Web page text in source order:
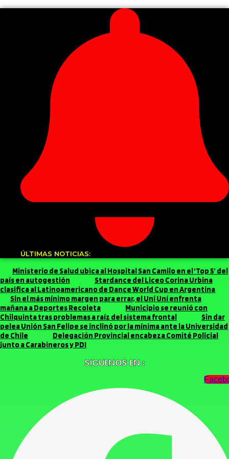
ÚLTIMAS NOTICIAS:
Ministerio de Salud ubica al Hospital San Camilo en el ‘Top 5’ del
país en autogestión
Stardance del Liceo Corina Urbina
clasifica al Latinoamericano de Dance World Cup en Argentina
Sin el más mínimo margen para errar, el Uní Uní enfrenta
mañana a Deportes Recoleta
Municipio se reunió con
Chilquinta tras problemas a raíz del sistema frontal
Sin dar
pelea Unión San Felipe se inclinó por la mínima ante la Universidad
de Chile
Delegación Provincial encabeza Comité Policial
junto a Carabineros y PDI
SIGUENOS EN :